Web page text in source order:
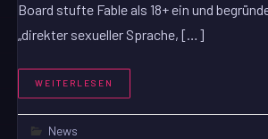
Board stufte Fable als 18+ ein und
„direkter sexueller Sprache, […]
WEITERLESEN
News